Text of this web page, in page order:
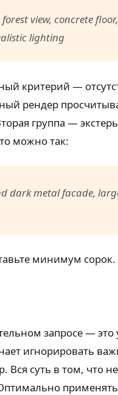
view, concrete
lighting
критерий —
рендер
группа —
можно так:
dark metal facade,
минимум
запросе —
игнорировать
суть в том, что